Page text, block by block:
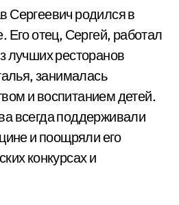
Сергеевич родился в
Его отец, Сергей, работал
лучших ресторанов
занималась
и воспитанием детей.
всегда поддерживали
и поощряли его
конкурсах и